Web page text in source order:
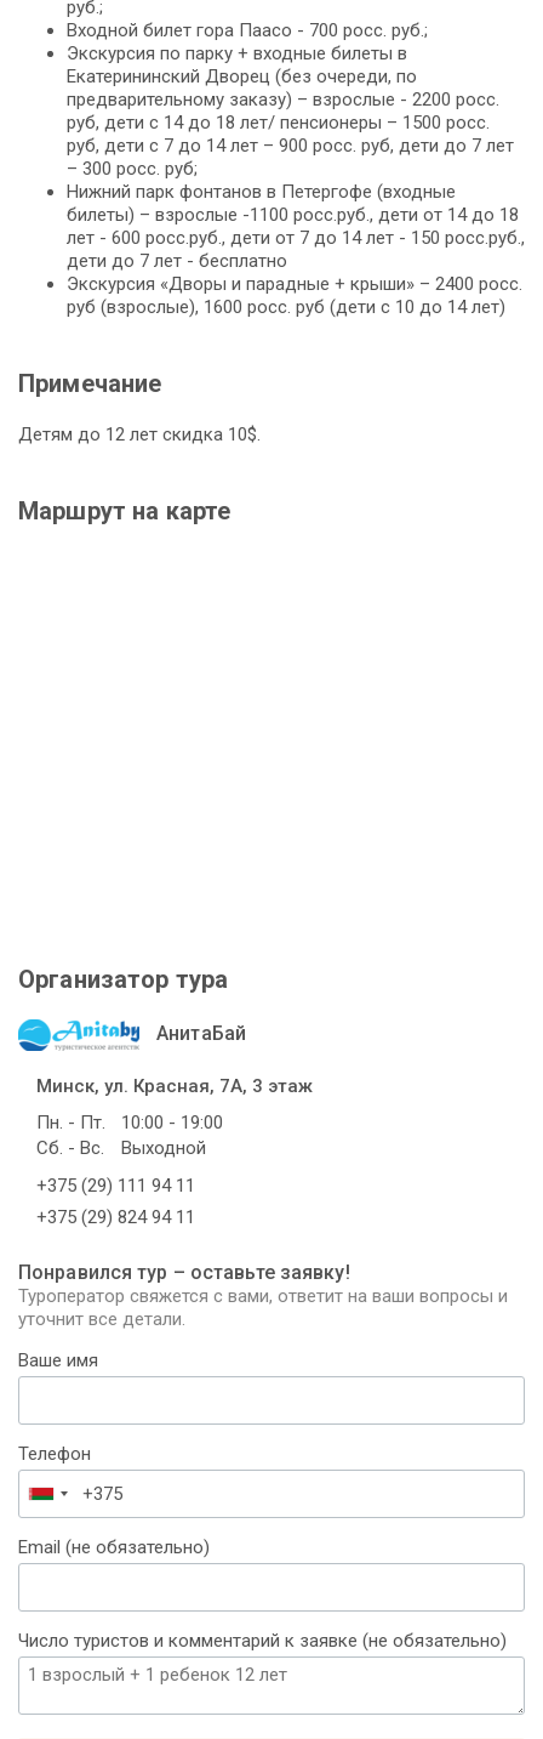
руб.;
Входной билет гора Паасо - 700 росс. руб.;
Экскурсия по парку + входные билеты в
Екатерининский Дворец (без очереди, по
предварительному заказу) – взрослые - 2200 росс.
руб, дети с 14 до 18 лет/ пенсионеры – 1500 росс.
руб, дети с 7 до 14 лет – 900 росс. руб, дети до 7 лет
– 300 росс. руб;
Нижний парк фонтанов в Петергофе (входные
билеты) – взрослые -1100 росс.руб., дети от 14 до 18
лет - 600 росс.руб., дети от 7 до 14 лет - 150 росс.руб.,
дети до 7 лет - бесплатно
Экскурсия «Дворы и парадные + крыши» – 2400 росс.
руб (взрослые), 1600 росс. руб (дети с 10 до 14 лет)
Примечание
Детям до 12 лет скидка 10$.
Маршрут на карте
Организатор тура
АнитаБай
Минск, ул. Красная, 7А, 3 этаж
Пн. - Пт.
10:00 - 19:00
Сб. - Вс.
Выходной
+375 (29) 111 94 11
+375 (29) 824 94 11
Понравился тур – оставьте заявку!
Туроператор свяжется с вами, ответит на ваши вопросы и
уточнит все детали.
Ваше имя
Телефон
Беларусь
+375
Email (не обязательно)
Число туристов и комментарий к заявке (не обязательно)